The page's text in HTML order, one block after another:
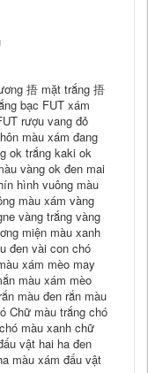
捂 mặt trắng 捂
bạc FUT xám
rượu vang đỏ
màu xám đang
ok trắng kaki ok
vàng ok đen mai
hình vuông màu
màu xám vàng
vàng trắng vàng
miện màu xanh
đen vài con chó
xám mèo may
màu xám mèo
màu đen rắn màu
Chữ màu trắng chó
màu xanh chữ
vật hai ha đen
​​màu xám đấu vật